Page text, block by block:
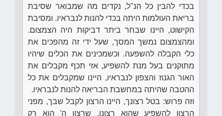
בכדי להבין כל הנ"ל, נקדים מה שמבואר שסיבת
בריאת העולמות היתה בכדי להנות לנבראיו. ומסיבת
הקישוט, היינו שבחר ביתר דביקות היה הצמצום.
ומהצמצום נמשך המסך, שעל ידי זה מהפכים את
כלי הקבלה להשפעה. וכשמכינים את הכלים שיהיו
מתוקנים בעל מנת להשפיע, אזי תכף מקבלים את
האור הגנוז והצפון לנבראיו, היינו שמקבלים את כל
ההטבה שהיתה במחשבת הבריאה להנות לנבראיו.
וזה פרוש: בטל רצונך, היינו הרצון לקבל שבך, מפני
הרצון להשפיע שהוא רצונו. שרצון ה' הוא רק